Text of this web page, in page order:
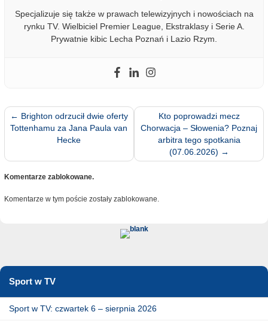
Specjalizuje się także w prawach telewizyjnych i nowościach na
rynku TV. Wielbiciel Premier League, Ekstraklasy i Serie A.
Prywatnie kibic Lecha Poznań i Lazio Rzym.
← Brighton odrzucił dwie oferty
Tottenhamu za Jana Paula van
Hecke
Kto poprowadzi mecz
Chorwacja – Słowenia? Poznaj
arbitra tego spotkania
(07.06.2026) →
Komentarze zablokowane.
Komentarze w tym poście zostały zablokowane.
Sport w TV
Sport w TV: czwartek 6 – sierpnia 2026